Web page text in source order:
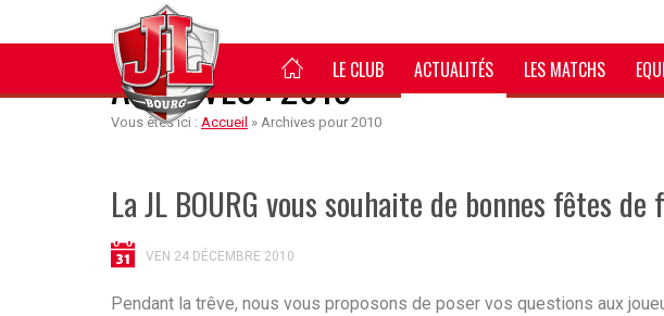
LE CLUB ACTUALITÉS LES MATCHS
ARCHIVES : 2010
Vous êtes ici : Accueil » Archives pour 2010
La JL BOURG vous souhaite de bonnes fêtes de
VEN 24 DÉCEMBRE 2010
Pendant la trêve, nous vous proposons de poser vos questions aux